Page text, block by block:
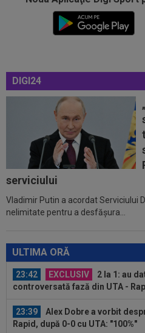
DIGI24
serviciului
Vladimir Putin a acordat Serviciului
nelimitate pentru a desfășura...
ULTIMA ORĂ
Alex Dobre a vorbit
Rapid, după 0-0 cu UTA: "100%"
23:18
L-a ”vrăjit” pe Pancu în
să dai greș cu așa ceva” +...
MERCATO în Europa.
sunt AICI! Yan Diomande a
22:55 VIDEO
UTA - Rapid 0-
spectaculoasă între arădeni și
23:58 VIDEO
Daniel Pancu a
Rapid: ”Mamă, aoleu! Puțin
Alexi Pitu, după ce jucătorul fost...
23:42 EXCLUSIV
2 la 1: au
controversată fază din UTA -
23:39
Alex Dobre a vorbit
Rapid, după 0-0 cu UTA: "100%"